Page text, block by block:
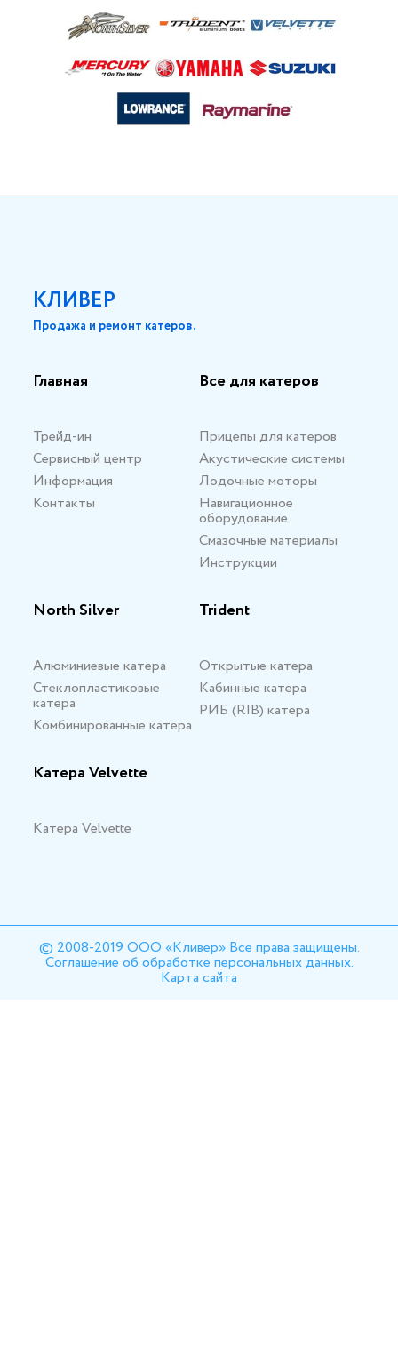
КЛИВЕР
Продажа и ремонт катеров.
Главная
Трейд-ин
Сервисный центр
Информация
Контакты
Все для катеров
Прицепы для катеров
Акустические системы
Лодочные моторы
Навигационное
оборудование
Смазочные материалы
Инструкции
North Silver
Алюминиевые катера
Стеклопластиковые
катера
Комбинированные катера
Trident
Открытые катера
Кабинные катера
РИБ (RIB) катера
Катера Velvette
Катера Velvette
© 2008-2019 ООО «Кливер» Все права защищены.
Соглашение об обработке персональных данных.
Карта сайта